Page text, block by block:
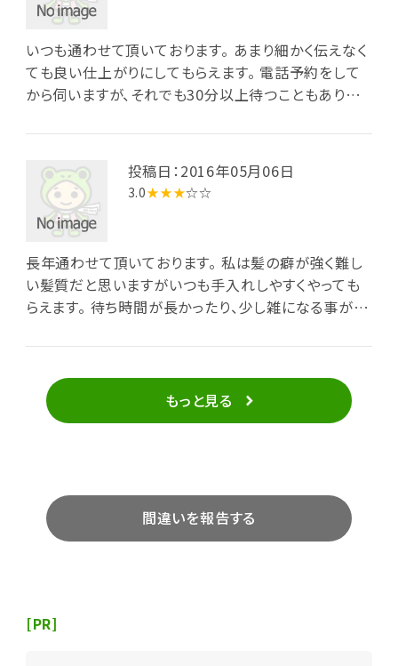
いつも通わせて頂いております。 あまり細かく伝えなく
ても良い仕上がりにしてもらえます。 電話予約をして
から伺いますが、それでも30分以上待つこともありま
投稿日：2016年05月06日
3.0★★★☆☆
長年通わせて頂いております。 私は髪の癖が強く難し
い髪質だと思いますがいつも手入れしやすくやっても
らえます。 待ち時間が長かったり、少し雑になる事が感
ないのかもしれませんが、少し残念です。
もっと見る
間違いを報告する
[PR]